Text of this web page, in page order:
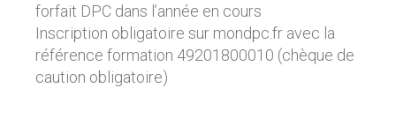
forfait DPC dans l’année en cours
Inscription obligatoire sur mondpc.fr avec la
référence formation 49201800010 (chèque de
caution obligatoire)